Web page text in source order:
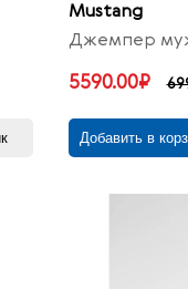
Mustang
Джемпер
5590.00₽
Добавить в